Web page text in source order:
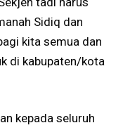
Sidiq dan
kita semua dan
di kabupaten/kota
kepada seluruh